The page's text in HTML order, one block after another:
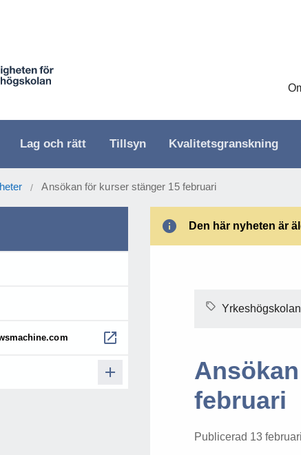
Lag och rätt Tillsyn Kvalitetsgranskning
/ Ansökan för kurser stänger 15 februari
Den här nyheten är
februari
Publicerad 13